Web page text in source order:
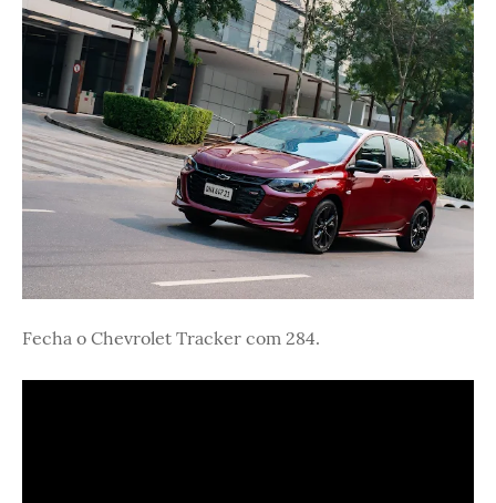
Fecha o Chevrolet Tracker com 284.